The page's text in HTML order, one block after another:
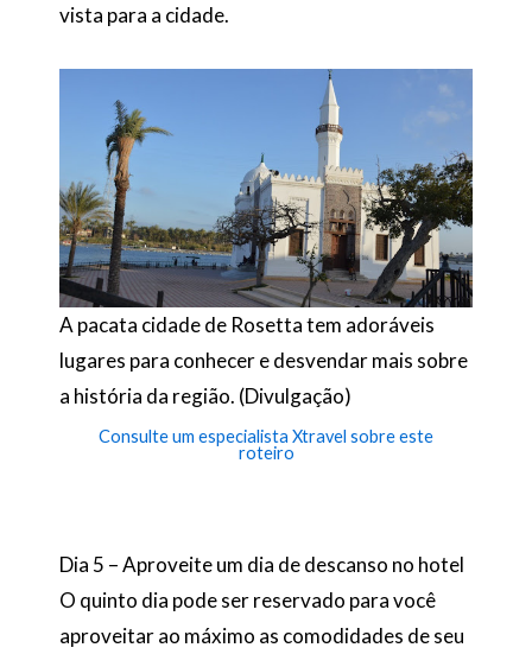
vista para a cidade.
A pacata cidade de Rosetta tem adoráveis
lugares para conhecer e desvendar mais sobre
a história da região. (Divulgação)
Consulte um especialista Xtravel sobre este
roteiro
Dia 5 – Aproveite um dia de descanso no hotel
O quinto dia pode ser reservado para você
aproveitar ao máximo as comodidades de seu